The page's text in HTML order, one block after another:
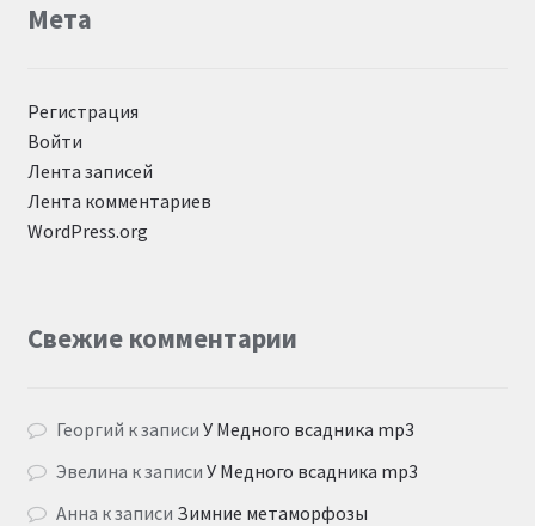
Мета
Регистрация
Войти
Лента записей
Лента комментариев
WordPress.org
Свежие комментарии
Георгий к записиУ Медного всадника mp3
Эвелина к записиУ Медного всадника mp3
Анна к записи Зимние метаморфозы